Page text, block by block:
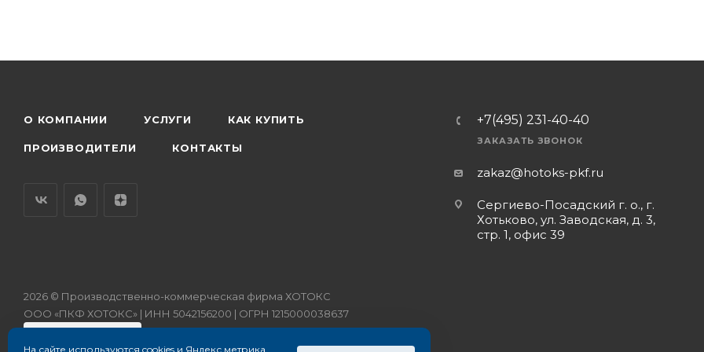
О КОМПАНИИ УСЛУГИ КАК КУПИТЬ
ПРОИЗВОДИТЕЛИ КОНТАКТЫ
+7(495) 231-40-40
ЗАКАЗАТЬ ЗВОНОК
zakaz@hotoks-pkf.ru
Сергиево-Посадский г. о., г.
Хотьково, ул. Заводская, д. 3,
стр. 1, офис 39
2026 © Производственно-коммерческая фирма ХОТОКС
ООО «ПКФ ХОТОКС» | ИНН 5042156200 | ОГРН 1215000038637
На сайте используются cookies и Яндекс метрика.